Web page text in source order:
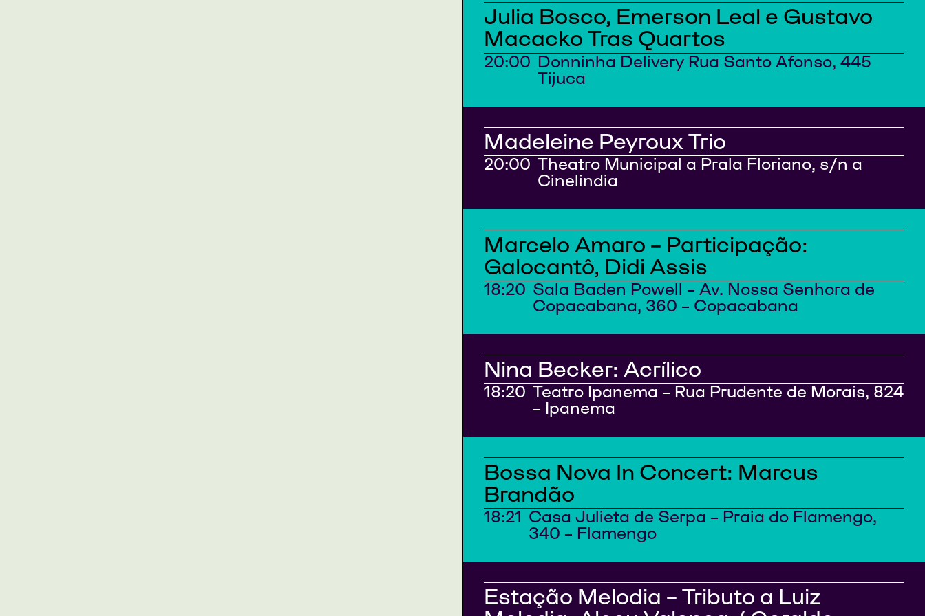
Julia Bosco, Emerson Leal e Gustavo
Macacko Tras Quartos
20:00 Donninha Delivery Rua Santo Afonso, 445
Tijuca
Madeleine Peyroux Trio
20:00 Theatro Municipal a Prala Floriano, s/n a
Cinelindia
Marcelo Amaro – Participação:
Galocantô, Didi Assis
18:20 Sala Baden Powell – Av. Nossa Senhora de
Copacabana, 360 – Copacabana
Nina Becker: Acrílico
18:20 Teatro Ipanema – Rua Prudente de Morais, 824
– Ipanema
Bossa Nova In Concert: Marcus
Brandão
18:21 Casa Julieta de Serpa – Praia do Flamengo,
340 – Flamengo
Estação Melodia – Tributo a Luiz